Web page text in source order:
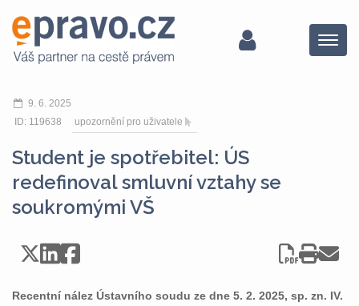
Menu
9. 6. 2025
ID: 119638
upozornění pro uživatele
Student je spotřebitel: ÚS
redefinoval smluvní vztahy se
soukromými VŠ
Recentní nález Ústavního soudu ze dne 5. 2. 2025, sp. zn. IV.